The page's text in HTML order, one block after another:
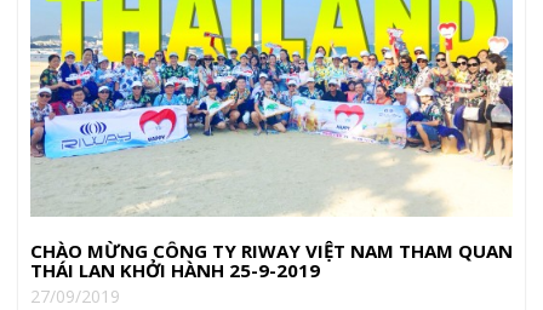
CHÀO MỪNG CÔNG TY RIWAY VIỆT NAM THAM QUAN
THÁI LAN KHỞI HÀNH 25-9-2019
27/09/2019